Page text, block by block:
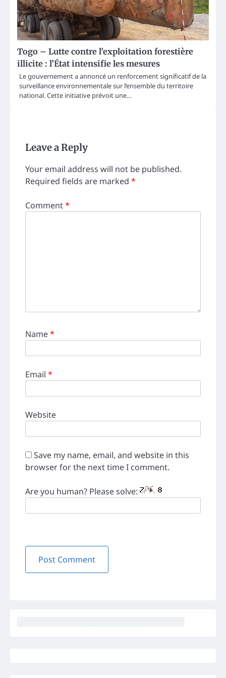
Togo – Lutte contre l’exploitation forestière
illicite : l’État intensifie les mesures
Le gouvernement a annoncé un renforcement significatif de la
surveillance environnementale sur l’ensemble du territoire
national. Cette initiative prévoit une…
Leave a Reply
Your email address will not be published.
Required fields are marked *
Comment*
Name*
Email *
Website
Save my name, email, and website in this
browser for the next time I comment.
Are you human? Please solve: